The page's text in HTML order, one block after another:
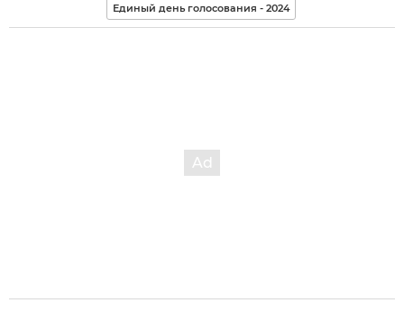
Единый день голосования - 2024